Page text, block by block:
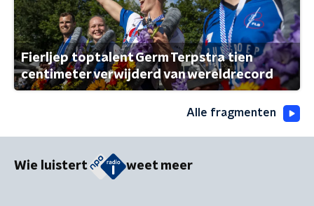
Fierljep toptalent Germ Terpstra tien
centimeter verwijderd van wereldrecord
Alle fragmenten
Wie luistert weet meer